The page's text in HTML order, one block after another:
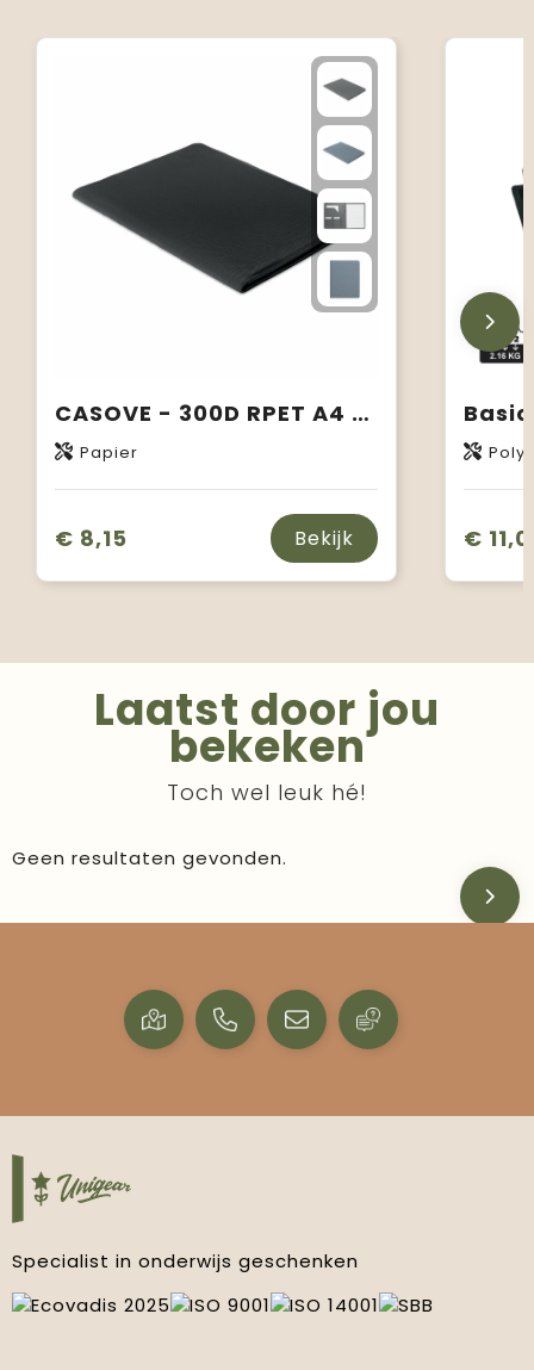
CASOVE - 300D RPET A4 portfolio
Papier
€ 8,15 Bekijk €
Laatst door jou
bekeken
Toch wel leuk hé!
Geen resultaten gevonden.
Specialist in onderwijs geschenken